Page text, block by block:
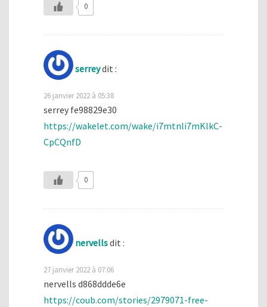
0
serreydit :
26 janvier 2022 à 05:38
serrey fe98829e30
https://wakelet.com/wake/i7mtnli7mKlkC-
CpCQnfD
0
nervellsdit :
27 janvier 2022 à 07:06
nervells d868ddde6e
https://coub.com/stories/2979071-free-